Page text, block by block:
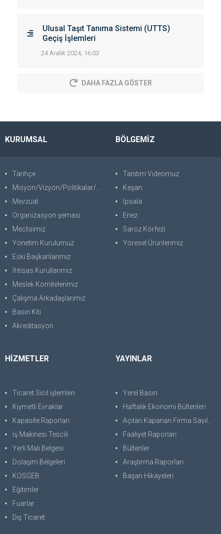
Ulusal Taşıt Tanıma Sistemi (UTTS)
Geçiş İşlemleri
24 Aralık 2024, 16:03
DAHA FAZLA GÖSTER
KURUMSAL
Tarihçe
Misyon/Vizyon/Politikalar/SWOT
Mevzuat
Organizasyon şeması
Meclisimiz
Yönetim Kurulumuz
Eski Başkanlarımız
İhtisas Kurullarımız
Meslek Komitelerimiz
Çalışma Arkadaşlarımız
Basın Kiti
Akreditasyon
BÖLGEMİZ
Tanıtım Videomuz
Keşan
İpsala
Enez
Saroz Körfezi
Yöresel Ürünlerimiz
HİZMETLER
Ticaret Sicil işlemleri
Kıymetli Evraklar
Kapasite Raporları
İş Makinesi Tescili
Yerli Malı Belgesi
Dolaşım Belgeleri
KOSGEB
Eğitimler
Fuarlar
Dış Ticaret
YAYINLAR
Yerel Basın
Haftalık Ekonomi Bültenleri
Açılan Kapanan Firma Sayıları
Faaliyet Raporları
Bültenler
Araştırma Raporları
Başarı Hikayeleri